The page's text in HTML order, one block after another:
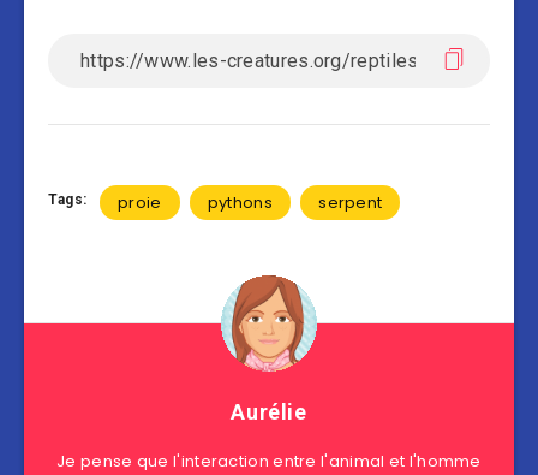
Tags: proie pythons serpent
Aurélie
Je pense que l'interaction entre l'animal et l'homme